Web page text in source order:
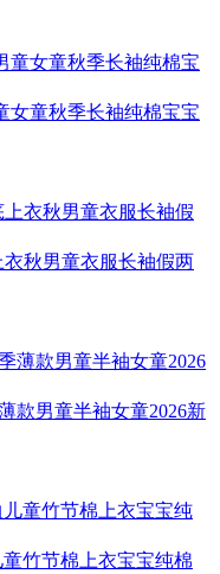
女童秋季长袖纯棉宝宝
秋男童衣服长袖假两
款男童半袖女童2026新
竹节棉上衣宝宝纯棉